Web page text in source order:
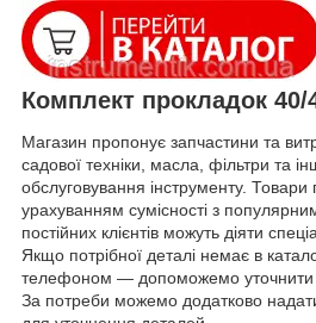
Комплект прокладок 40/
Магазин пропонує запчастини та
садової техніки, масла, фільтри та
обслуговування інструменту. Товари
урахуванням сумісності з
постійних клієнтів можуть діяти
Якщо потрібної деталі немає в
телефоном — допоможемо уточнити
За потреби можемо додатково